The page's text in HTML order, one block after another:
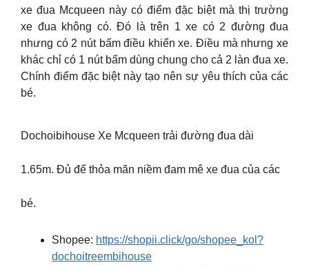
xe đua Mcqueen này có điểm đặc biệt mà thị trường
xe đua không có. Đó là trên 1 xe có 2 đường đua
nhưng có 2 nút bấm điều khiển xe. Điều mà nhưng xe
khác chỉ có 1 nút bấm dùng chung cho cả 2 làn đua xe.
Chính điểm đặc biệt này tạo nên sự yêu thích của các
bé.
Dochoibihouse Xe Mcqueen trải đường đua dài
1.65m. Đủ để thỏa mãn niềm đam mê xe đua của các
bé.
Shopee: https://shopii.click/go/shopee_kol?
dochoitreembihouse